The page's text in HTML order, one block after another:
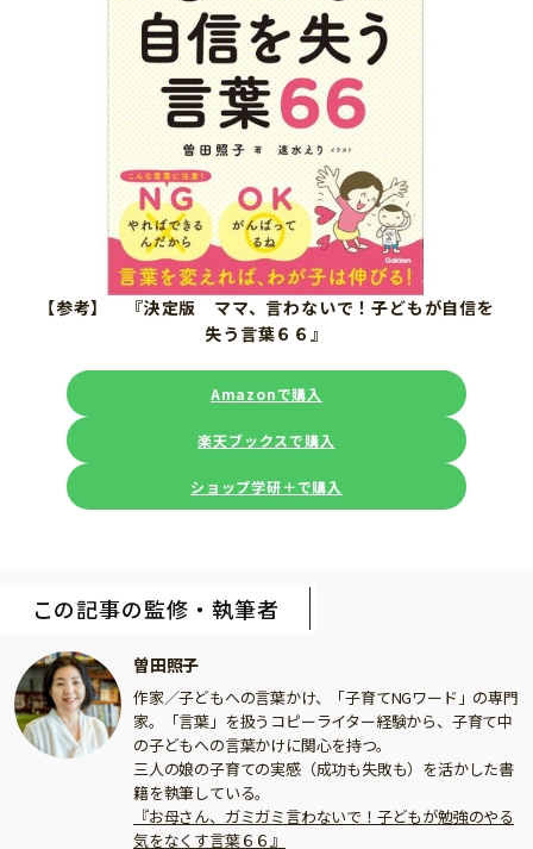
【参考】 『決定版 ママ、言わないで！子どもが自信を
失う言葉６６』
Amazonで購入
楽天ブックスで購入
ショップ学研＋で購入
この記事の監修・執筆者
曽田照子
作家／子どもへの言葉かけ、「子育てNGワード」の専門
家。「言葉」を扱うコピーライター経験から、子育て中
の子どもへの言葉かけに関心を持つ。
三人の娘の子育ての実感（成功も失敗も）を活かした書
籍を執筆している。
『お母さん、ガミガミ言わないで！子どもが勉強のやる
気をなくす言葉６６』